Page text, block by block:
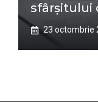
sfârșitului
23 octombrie